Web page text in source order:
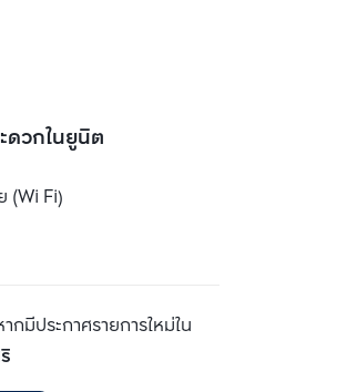
ดวกในยูนิต
(Wi Fi)
มีประกาศรายการใหม่ใน